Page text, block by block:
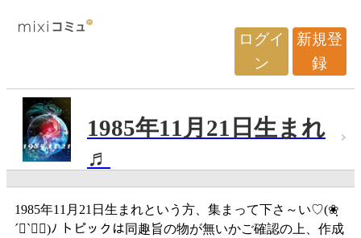
ログイ
ン
新規登
録
1985年11月21日生まれ
♬
1985年11月21日生まれという方、集まって下さ～い♡(❀ฺ
´∀`❀ฺ)ﾉ トピックは同趣旨の物が無いかご確認の上、作成